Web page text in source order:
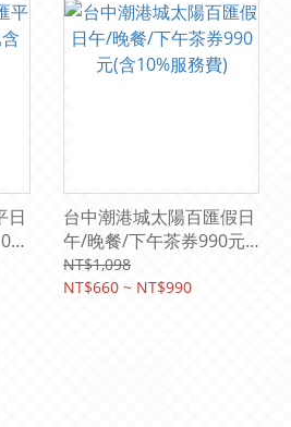
日
台中潮港城太陽百匯假日
午/晚餐/下午茶券990元
(含10%服務費)
NT$1,098
NT$660 ~ NT$990